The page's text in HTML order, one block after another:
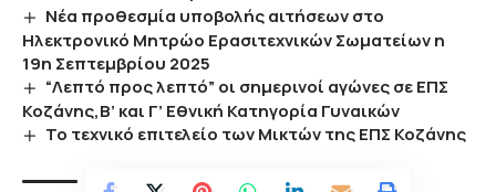
Νέα προθεσμία υποβολής αιτήσεων στο
Ηλεκτρονικό Μητρώο Ερασιτεχνικών Σωματείων η
19η Σεπτεμβρίου 2025
“Λεπτό προς λεπτό” οι σημερινοί αγώνες σε ΕΠΣ
Κοζάνης,Β’ και Γ’ Εθνική Κατηγορία Γυναικών
Το τεχνικό επιτελείο των Μικτών της ΕΠΣ Κοζάνης